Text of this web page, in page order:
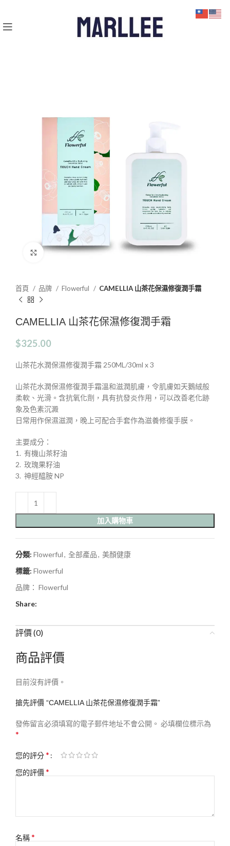
Click to enlarge
首頁 品牌 Flowerful CAMELLIA 山茶花保濕修復潤手霜
CAMELLIA 山茶花保濕修復潤手霜
$325.00
山茶花水潤保濕修復潤手霜 250ML/30ml x 3
山茶花水潤保濕修復潤手霜溫和滋潤肌膚，令肌膚如天鵝絨般
柔軟、光滑。含抗氧化劑，具有抗發炎作用，可以改善老化跡
象及色素沉澱
日常用作保濕滋潤，晚上可配合手套作為滋養修復手膜。
主要成分：
1.⁠ ⁠ 有機山茶籽油
2.⁠ ⁠ 玫瑰果籽油
3.⁠ ⁠ 神經醯胺 NP
加入購物車
分類: Flowerful, 全部產品, 美顏健康
標籤: Flowerful
品牌： Flowerful
Share:
評價 (0)
商品評價
目前沒有評價。
搶先評價 “CAMELLIA 山茶花保濕修復潤手霜”
發佈留言必須填寫的電子郵件地址不會公開。 必填欄位標示為
*
您的評分*
您的評價*
名稱*